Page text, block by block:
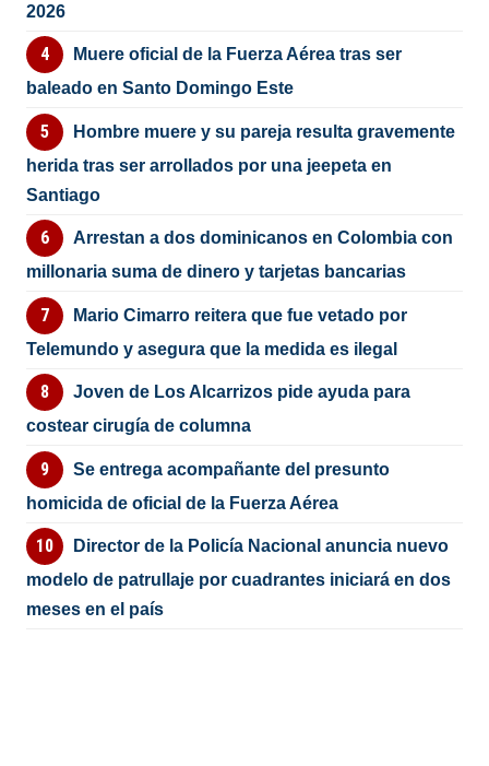
2026
Muere oficial de la Fuerza Aérea tras ser
baleado en Santo Domingo Este
Hombre muere y su pareja resulta gravemente
herida tras ser arrollados por una jeepeta en
Santiago
Arrestan a dos dominicanos en Colombia con
millonaria suma de dinero y tarjetas bancarias
Mario Cimarro reitera que fue vetado por
Telemundo y asegura que la medida es ilegal
Joven de Los Alcarrizos pide ayuda para
costear cirugía de columna
Se entrega acompañante del presunto
homicida de oficial de la Fuerza Aérea
Director de la Policía Nacional anuncia nuevo
modelo de patrullaje por cuadrantes iniciará en dos
meses en el país